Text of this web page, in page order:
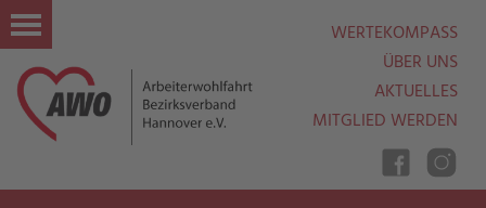
WERTEKOMPASS
ÜBER UNS
AKTUELLES
MITGLIED WERDEN